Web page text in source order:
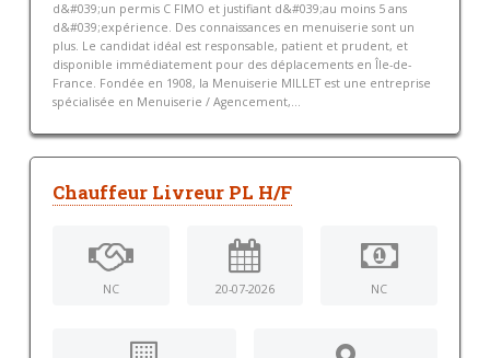
d&#039;un permis C FIMO et justifiant d&#039;au moins 5 ans
d&#039;expérience. Des connaissances en menuiserie sont un
plus. Le candidat idéal est responsable, patient et prudent, et
disponible immédiatement pour des déplacements en Île-de-
France. Fondée en 1908, la Menuiserie MILLET est une entreprise
spécialisée en Menuiserie / Agencement,...
Chauffeur Livreur PL H/F
NC 20-07-2026 NC